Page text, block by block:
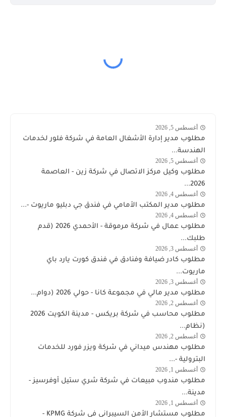
وظائف
أغسطس 5, 2026
مطلوب مدير إدارة الأشغال العامة في شركة فلور لخدمات
الهندسة...
توظيف
أغسطس 5, 2026
مطلوب وكيل مركز الاتصال في شركة زين - العاصمة
2026...
وظائف
الكويت
اليوم
أغسطس 4, 2026
مطلوب مدير المكتب الأمامي في فندق جي دبليو ماريوت -...
الكويت
أغسطس 4, 2026
مطلوب عمال في شركة مرموقة - الأحمدي 2026 (قدم
طلبك...
وظائف
أغسطس 3, 2026
مطلوب كادر ضيافة وفنادق في فندق كورت يارد باي
ماريوت...
وظائف
الكويت
اليوم
أغسطس 3, 2026
مطلوب مدير مالي في مجموعة كانا - حولي 2026 (دوام...
وظائف
اليوم
أغسطس 2, 2026
مطلوب محاسب في شركة بريكس - مدينة الكويت 2026
(نظام...
شركة
أغسطس 2, 2026
مطلوب مهندس ميداني في شركة ويزر فورد للخدمات
البترولية -...
وظائف
أغسطس 1, 2026
مطلوب مندوب مبيعات في شركة شري ستيل أوفرسيز -
مدينة...
وظائف
أغسطس 1, 2026
مطلوب مستشار الأمن السيبراني في شركة KPMG -